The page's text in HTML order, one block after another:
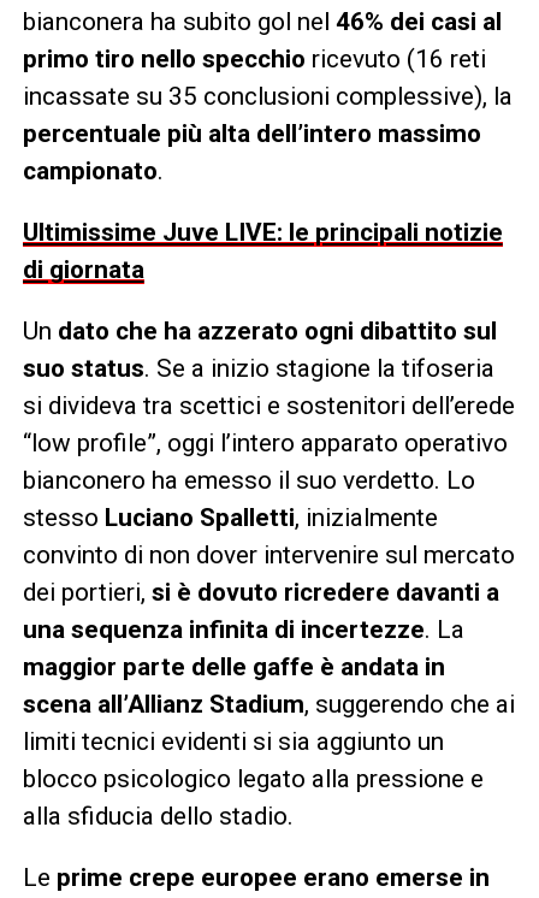
bianconera ha subito gol nel 46% dei casi al
primo tiro nello specchio ricevuto (16 reti
incassate su 35 conclusioni complessive), la
percentuale più alta dell’intero massimo
campionato.
Ultimissime Juve LIVE: le principali notizie
di giornata
Un dato che ha azzerato ogni dibattito sul
suo status. Se a inizio stagione la tifoseria
si divideva tra scettici e sostenitori dell’erede
“low profile”, oggi l’intero apparato operativo
bianconero ha emesso il suo verdetto. Lo
stesso Luciano Spalletti, inizialmente
convinto di non dover intervenire sul mercato
dei portieri, si è dovuto ricredere davanti a
una sequenza infinita di incertezze. La
maggior parte delle gaffe è andata in
scena all’Allianz Stadium, suggerendo che ai
limiti tecnici evidenti si sia aggiunto un
blocco psicologico legato alla pressione e
alla sfiducia dello stadio.
Le prime crepe europee erano emerse in